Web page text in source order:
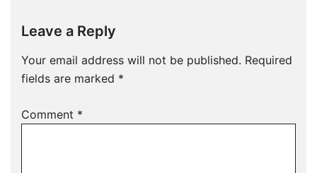
Leave a Reply
Your email address will not be published. Required
fields are marked *
Comment *